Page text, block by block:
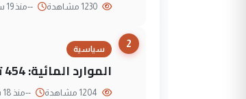
--منذ 19 ساعة
2
سياسية
الموارد المائية: 454 تجاوزاً على دجلة تعود لجهات متنفذة
--منذ 18 ساعة